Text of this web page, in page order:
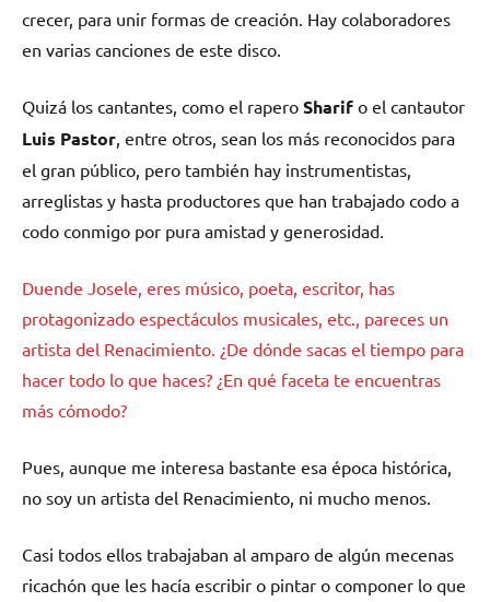
crecer, para unir formas de creación. Hay colaboradores
en varias canciones de este disco.
Quizá los cantantes, como el rapero Sharif o el cantautor
Luis Pastor , entre otros, sean los más reconocidos para
el gran público, pero también hay instrumentistas,
arreglistas y hasta productores que han trabajado codo a
codo conmigo por pura amistad y generosidad.
Duende Josele, eres músico, poeta, escritor, has
protagonizado espectáculos musicales, etc., pareces un
artista del Renacimiento. ¿De dónde sacas el tiempo para
hacer todo lo que haces? ¿En qué faceta te encuentras
más cómodo?
Pues, aunque me interesa bastante esa época histórica,
no soy un artista del Renacimiento, ni mucho menos.
Casi todos ellos trabajaban al amparo de algún mecenas
ricachón que les hacía escribir o pintar o componer lo que